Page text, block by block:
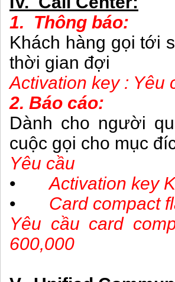
1. Thông báo:
Khách hàng gọi tới
thời gian đợi
Activation key : Yêu
2. Báo cáo:
Dành cho người
cuộc gọi cho mục
Yêu cầu
•Activation key
• Card compact
Yêu cầu card
600,000